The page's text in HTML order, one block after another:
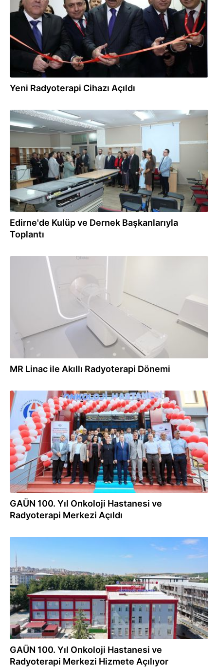
Yeni Radyoterapi Cihazı Açıldı
15.10.2024
Edirne'de Kulüp ve Dernek Başkanlarıyla
Toplantı
23.09.2024
MR Linac ile Akıllı Radyoterapi Dönemi
29.08.2024
GAÜN 100. Yıl Onkoloji Hastanesi ve
Radyoterapi Merkezi Açıldı
GAÜN 100. Yıl Onkoloji Hastanesi ve
Radyoterapi Merkezi Hizmete Açılıyor